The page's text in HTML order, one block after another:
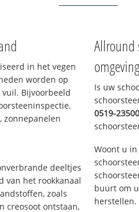
in het vegen
worden op
Bijvoorbeeld
zonnepanelen
deeltjes
van het rookkanaal
zoals
creosoot ontstaan,
Allround
omgeving
Is uw
0519-
Woont u
buurt om
herstellen.